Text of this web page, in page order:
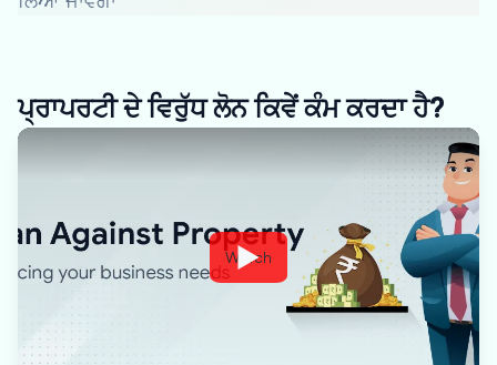
ਪ੍ਰਾਪਰਟੀ ਦੇ ਵਿਰੁੱਧ ਲੋਨ ਕਿਵੇਂ ਕੰਮ ਕਰਦਾ ਹੈ?
Watch